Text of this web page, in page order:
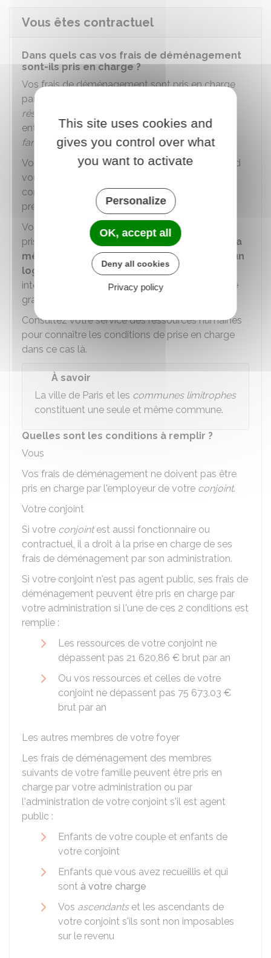
Vous êtes contractuel
Dans quels cas vos frais de déménagement
sont-ils pris en charge ?
Vos frais de déménagement sont pris en charge
par l'administration quand vous changez de
résidence administrative
entraîne un changement de votrerésidence
familiale.
Vous changez de résidence administrative quand
vous êtes affecté sur un emploi situé dans une
commune différente de celle où vous étiez
précédemment affecté.
Vos frais de déménagement peuvent aussi être
pris en charge quandvous déménagez dans la
même commune pour occuper ou libérer un
logement de fonctionsi ce déménagement
intervient pour certains motifs (retraite, congé de
grave maladie, etc.).
Consultez votre service des ressources humaines
pour connaître les conditions de prise en charge
dans ce cas là.
À savoir
La ville de Paris et les communes limitrophes
constituent une seule et même commune.
Quelles sont les conditions à remplir ?
Vous
Vos frais de déménagement ne doivent pas être
pris en charge par l'employeur de votre conjoint.
Votre conjoint
Si votre conjointest aussi fonctionnaire ou
contractuel, il a droit à la prise en charge de ses
frais de déménagement par son administration.
Si votre conjoint n'est pas agent public, ses frais de
déménagement peuvent être pris en charge par
votre administration si l'une de ces 2 conditions est
remplie :
Les ressources de votre conjoint ne
dépassent pas 21 620,86 € brut par an
Ou vos ressources et celles de votre
conjoint ne dépassent pas 75 673,03 €
brut par an
Les autres membres de votre foyer
Les frais de déménagement des membres
suivants de votre famille peuvent être pris en
charge par votre administration ou par
l'administration de votre conjoint s'il est agent
public :
Enfants de votre couple et enfants de
votre conjoint
Enfants que vous avez recueillis et qui
sont à votre charge
Vos ascendantset les ascendants de
votre conjoint s'ils sont non imposables
sur le revenu
This site uses cookies and
gives you control over what
you want to activate
Personalize
OK, accept all
Deny all cookies
Privacy policy